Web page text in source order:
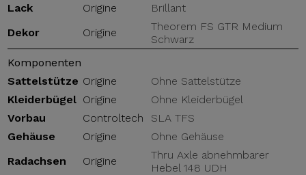
Lack
Origine
Brillant
Dekor
Origine
Theorem FS GTR Medium
Schwarz
Komponenten
Sattelstütze Origine
Ohne Sattelstütze
Kleiderbügel Origine
Ohne Kleiderbügel
Vorbau
Controltech
SLA TFS
Gehäuse
Origine
Ohne Gehäuse
Radachsen
Origine
Thru Axle abnehmbarer
Hebel 148 UDH